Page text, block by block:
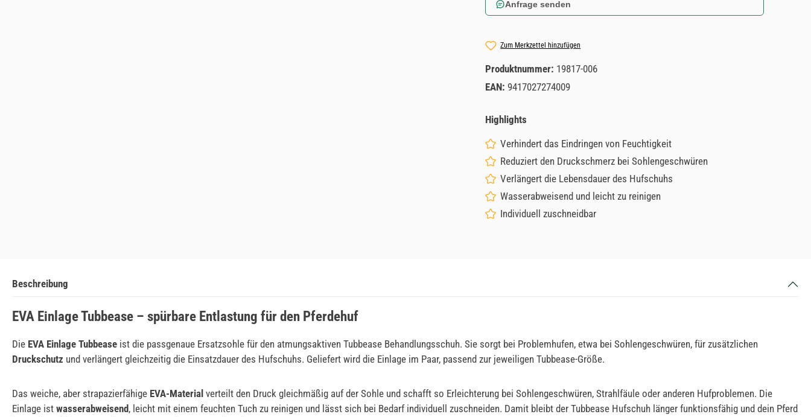
Anfrage senden
Zum Merkzettel hinzufügen
Produktnummer: 19817-006
EAN: 9417027274009
Highlights
Verhindert das Eindringen von Feuchtigkeit
Reduziert den Druckschmerz bei Sohlengeschwüren
Verlängert die Lebensdauer des Hufschuhs
Wasserabweisend und leicht zu reinigen
Individuell zuschneidbar
Beschreibung
EVA Einlage Tubbease – spürbare Entlastung für den Pferdehuf
Die EVA Einlage Tubbease ist die passgenaue Ersatzsohle für den atmungsaktiven Tubbease Behandlungsschuh. Sie sorgt bei Problemhufen, etwa bei Sohlengeschwüren, für zusätzlichen
Druckschutz und verlängert gleichzeitig die Einsatzdauer des Hufschuhs. Geliefert wird die Einlage im Paar, passend zur jeweiligen Tubbease-Größe.
Das weiche, aber strapazierfähige EVA-Material verteilt den Druck gleichmäßig auf der Sohle und schafft so Erleichterung bei Sohlengeschwüren, Strahlfäule oder anderen Hufproblemen. Die
Einlage ist wasserabweisend, leicht mit einem feuchten Tuch zu reinigen und lässt sich bei Bedarf individuell zuschneiden. Damit bleibt der Tubbease Hufschuh länger funktionsfähig und dein Pferd